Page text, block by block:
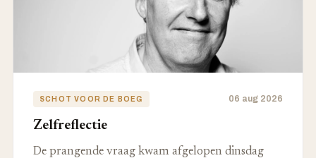
SCHOT VOOR DE BOEG 06 aug 2026
Zelfreflectie
De prangende vraag kwam afgelopen dinsdag